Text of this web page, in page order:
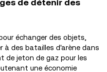
de détenir des
échanger des objets,
des batailles d'arène dans
de jeton de gaz pour les
une économie